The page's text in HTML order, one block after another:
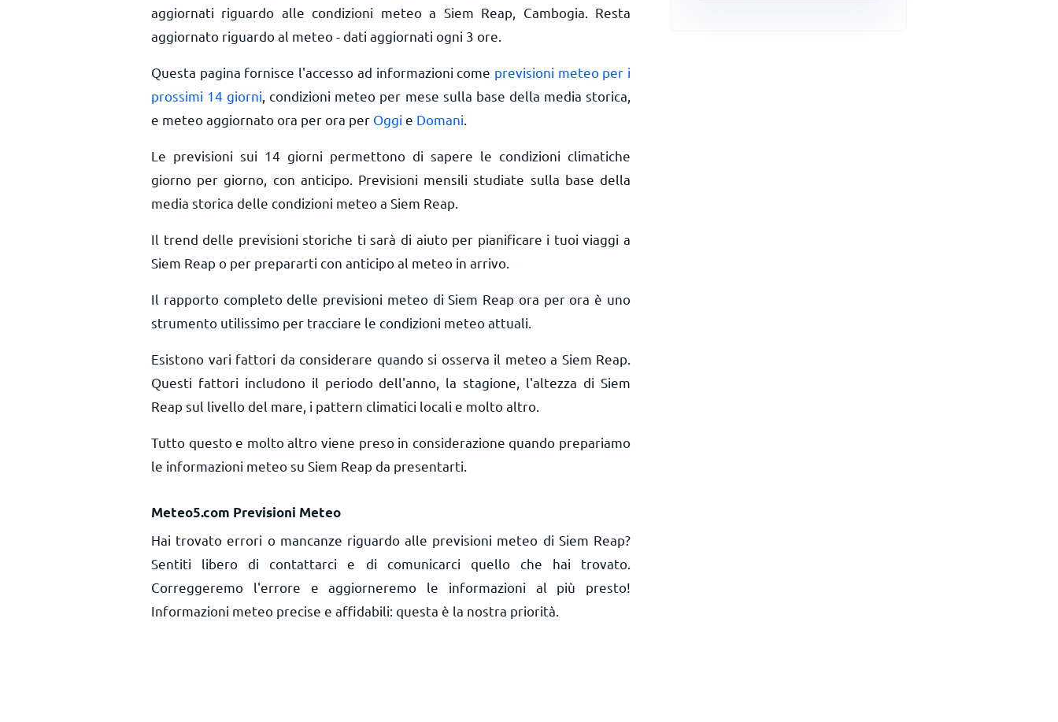
aggiornati riguardo alle condizioni meteo a Siem Reap, Cambogia. Resta
aggiornato riguardo al meteo - dati aggiornati ogni 3 ore.
Questa pagina fornisce l'accesso ad informazioni come previsioni meteo per i
prossimi 14 giorni , condizioni meteo per mese sulla base della media storica,
e meteo aggiornato ora per ora per Oggi e Domani
Le previsioni sui 14 giorni permettono di sapere le condizioni climatiche
giorno per giorno, con anticipo. Previsioni mensili studiate sulla base della
media storica delle condizioni meteo a Siem Reap.
Il trend delle previsioni storiche ti sarà di aiuto per pianificare i tuoi viaggi a
Siem Reap o per prepararti con anticipo al meteo in arrivo.
Il rapporto completo delle previsioni meteo di Siem Reap ora per ora è uno
strumento utilissimo per tracciare le condizioni meteo attuali.
Esistono vari fattori da considerare quando si osserva il meteo a Siem Reap.
Questi fattori includono il periodo dell'anno, la stagione, l'altezza di Siem
Reap sul livello del mare, i pattern climatici locali e molto altro.
Tutto questo e molto altro viene preso in considerazione quando prepariamo
le informazioni meteo su Siem Reap da presentarti.
Meteo5.com Previsioni Meteo
Hai trovato errori o mancanze riguardo alle previsioni meteo di Siem Reap?
Sentiti libero di contattarci e di comunicarci quello che hai trovato.
Correggeremo l'errore e aggiorneremo le informazioni al più presto!
Informazioni meteo precise e affidabili: questa è la nostra priorità.